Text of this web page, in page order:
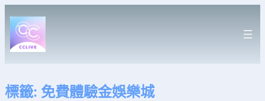
至
主
容
標籤: 免費體驗金娛樂城